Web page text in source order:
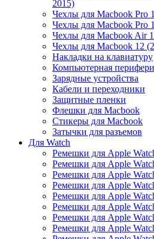
2015)
Чехлы для Macbook Pro
Чехлы для Macbook Pro
Чехлы для Macbook Air
Чехлы для Macbook 12
Накладки на клавиатуру
Компьютерная
Зарядные устройства
Кабели и переходники
Защитные пленки
Флешки для Macbook
Стикеры для Macbook
Затычки для разъемов
Для Watch
Ремешки для Apple
Ремешки для Apple
Ремешки для Apple
Ремешки для Apple
Ремешки для Apple
Ремешки для Apple
Ремешки для Apple
Ремешки для Apple